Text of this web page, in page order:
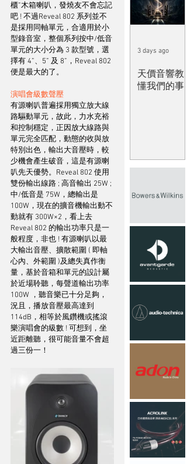
櫃”木箱喇叭，發燒友不會忘記
吧 ! 不過Reveal 802 系列並不
是採用同軸單元，合適用於小
型錄音室，整個系列按中/低音
單元的大小分為 3 款型號，選
擇有 4”、5” 及 8”，Reveal 802
便是最大的了。
演唱會級數聲壓
有源喇叭普遍採用獨立放大線
路驅動單元，故此，力水充裕
和控制穩定，正因放大線路與
單元完全匹配，動態的收與放
特別出色，輸出大音壓時，較
少機會產生破音，這是有源喇
叭先天優勢。Reveal 802 使用
雙份輸出線路 ; 高音輸出 25W ;
中/低音是 75W，總輸出是
100W，現在的擴音機輸出動不
動就有 300W×2，看上去
Reveal 802 的輸出功率只是一
般程度，非也 ! 有源喇叭以最
大輸出音壓、擴散範圍 ( 即軸
心內、外範圍 )及總失真作衡
量，基於音箱和單元的設計屬
於近場聆聽，每聲道輸出功率
100W ，聽音樂已十分足夠，
況且，播放音壓最高達到
114dB，相等於風鑽機或搖滾
樂演唱會的級數 ! 可想到，坐
近距離聽，很可能音量不會超
過三份一！
天價音響教
懂我們的事
3 days ago